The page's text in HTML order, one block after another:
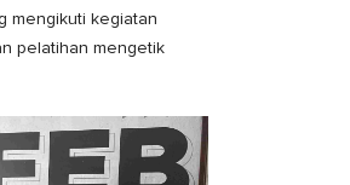
mengikuti kegiatan
pelatihan mengetik